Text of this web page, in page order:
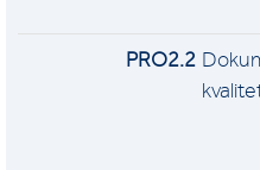
PRO2.2